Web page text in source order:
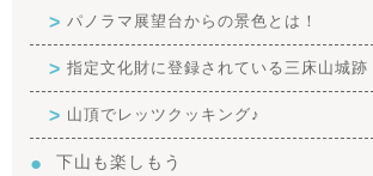
パノラマ展望台からの景色とは！
指定文化財に登録されている三床山城跡
山頂でレッツクッキング♪
下山も楽しもう